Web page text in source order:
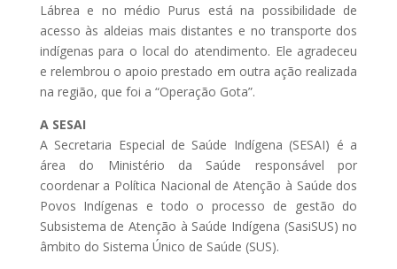
Lábrea e no médio Purus está na possibilidade de
acesso às aldeias mais distantes e no transporte dos
indígenas para o local do atendimento. Ele agradeceu
e relembrou o apoio prestado em outra ação realizada
na região, que foi a “Operação Gota”.
A SESAI
A Secretaria Especial de Saúde Indígena (SESAI) é a
área do Ministério da Saúde responsável por
coordenar a Política Nacional de Atenção à Saúde dos
Povos Indígenas e todo o processo de gestão do
Subsistema de Atenção à Saúde Indígena (SasiSUS) no
âmbito do Sistema Único de Saúde (SUS).